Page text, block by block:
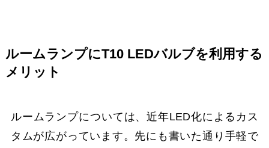
ルームランプにT10 LEDバルブを利用する
メリット
ルームランプについては、近年LED化によるカス
タムが広がっています。先にも書いた通り手軽で